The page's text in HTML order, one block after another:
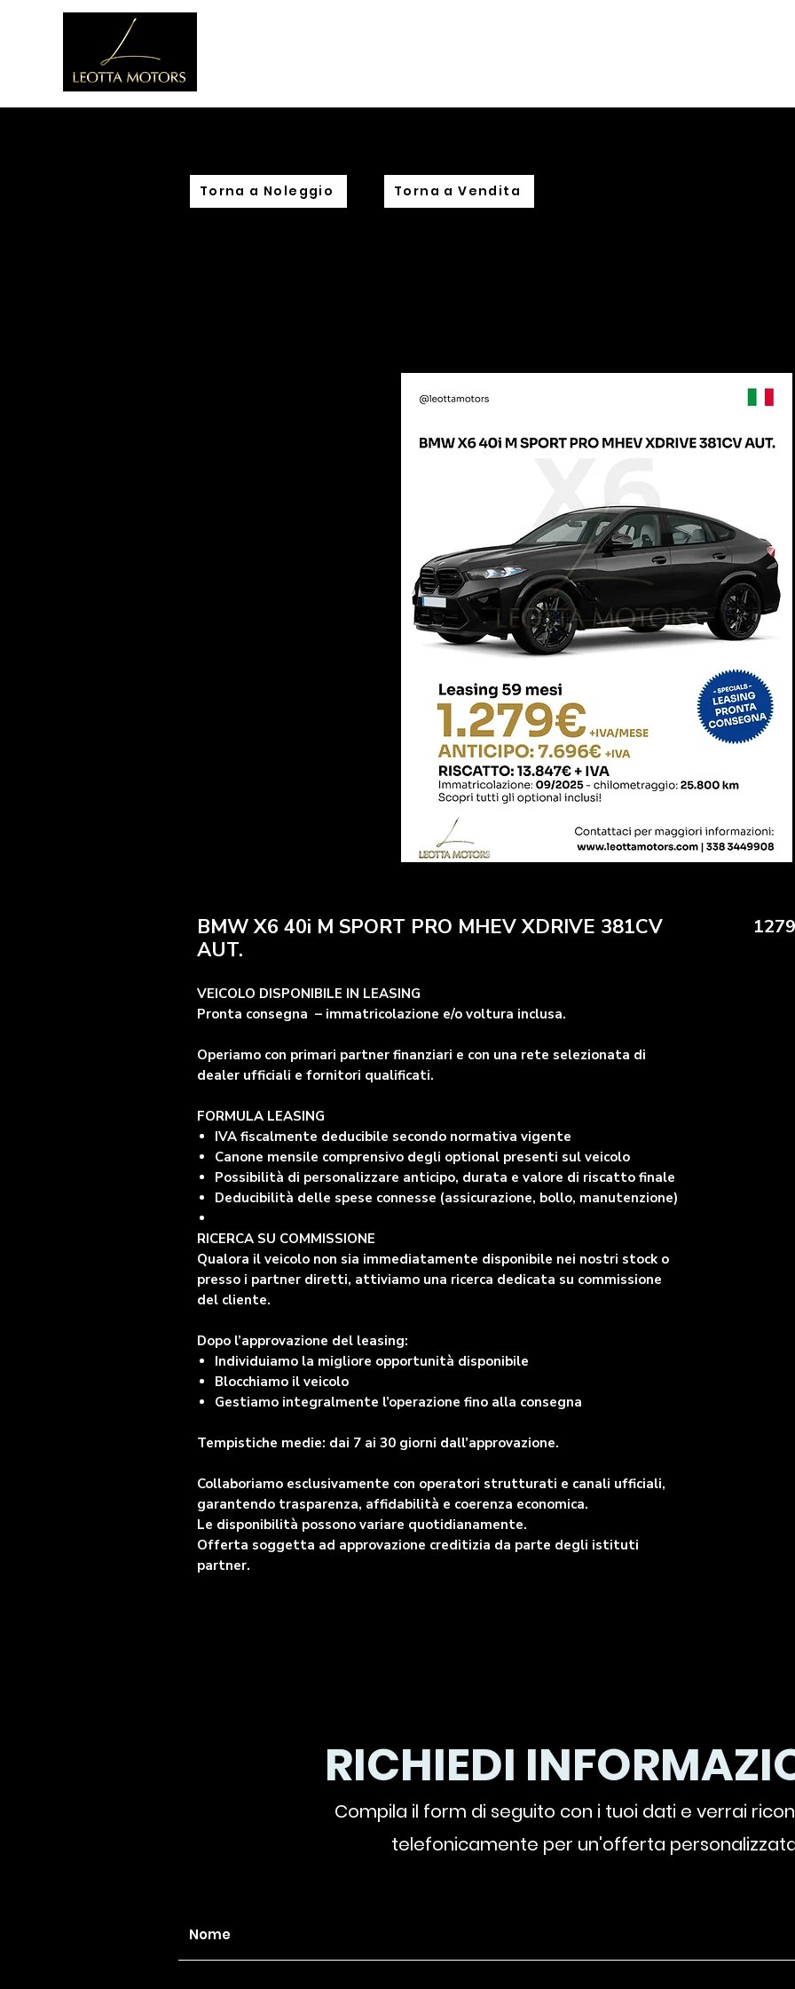
Torna a Noleggio Torna a Vendita
BMW X6 40i M SPORT PRO MHEV XDRIVE 381CV
AUT.
VEICOLO DISPONIBILE IN LEASING
Pronta consegna – immatricolazione e/o voltura inclusa.
Operiamo con primari partner finanziari e con una rete selezionata di
dealer ufficiali e fornitori qualificati.
FORMULA LEASING
IVA fiscalmente deducibile secondo normativa vigente
Canone mensile comprensivo degli optional presenti sul veicolo
Possibilità di personalizzare anticipo, durata e valore di riscatto finale
Deducibilità delle spese connesse (assicurazione, bollo, manutenzione)
RICERCA SU COMMISSIONE
Qualora il veicolo non sia immediatamente disponibile nei nostri stock o
presso i partner diretti, attiviamo una ricerca dedicata su commissione
del cliente.
Dopo l’approvazione del leasing:
Individuiamo la migliore opportunità disponibile
Blocchiamo il veicolo
Gestiamo integralmente l’operazione fino alla consegna
Tempistiche medie: dai 7 ai 30 giorni dall’approvazione.
Collaboriamo esclusivamente con operatori strutturati e canali ufficiali,
garantendo trasparenza, affidabilità e coerenza economica.
Le disponibilità possono variare quotidianamente.
Offerta soggetta ad approvazione creditizia da parte degli istituti
partner.
RICHIEDI
Compila il form di seguito con i tuoi dati e verrai
telefonicamente per un'offerta